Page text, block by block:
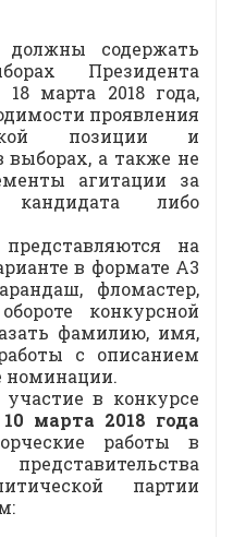
должны содержать
Президента
марта 2018 года,
проявления
позиции и
а также не
агитации за
либо
на
в формате А3
фломастер,
конкурсной
фамилию, имя,
с описанием
номинации.
в конкурсе
10 марта 2018 года
работы в
партии